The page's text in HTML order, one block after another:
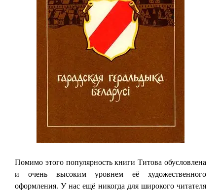
Помимо этого популярность книги Титова обусловлена
и очень высоким уровнем её художественного
оформления. У нас ещё никогда для широкого читателя